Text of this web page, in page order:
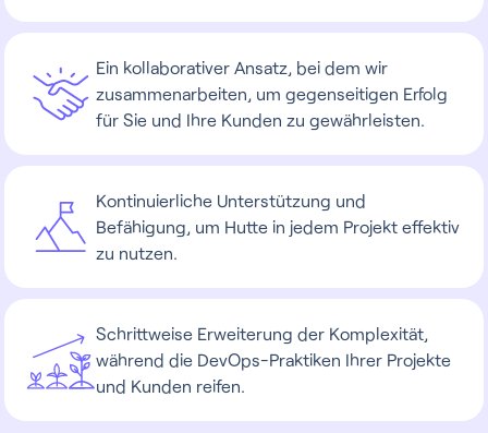
Ein kollaborativer Ansatz, bei dem wir
zusammenarbeiten, um gegenseitigen Erfolg
für Sie und Ihre Kunden zu gewährleisten.
Kontinuierliche Unterstützung und
Befähigung, um Hutte in jedem Projekt effektiv
zu nutzen.
Schrittweise Erweiterung der Komplexität,
während die DevOps-Praktiken Ihrer Projekte
und Kunden reifen.